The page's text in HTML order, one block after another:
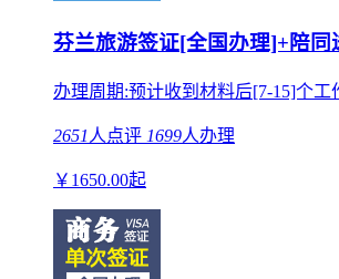
芬兰旅游签证[全国办理]+陪同
办理周期:预计收到材料后[7-15]个工
2651 人点评 1699人办理
￥ 1650.00起